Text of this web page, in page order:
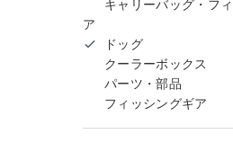
キャリーバッグ・フ
ア
ドッグ
クーラーボックス
パーツ・部品
フィッシングギア